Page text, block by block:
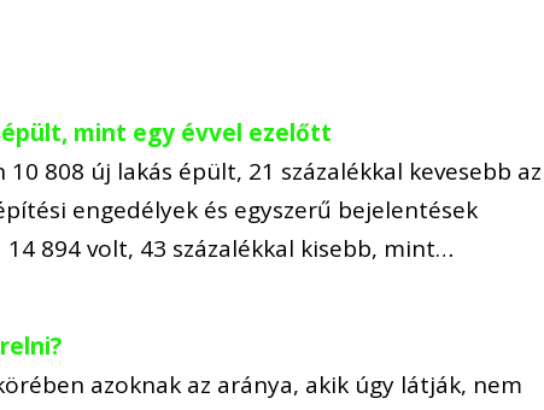
épült, mint egy évvel ezelőtt
808 új lakás épült, 21 százalékkal kevesebb az
engedélyek és egyszerű bejelentések
894 volt, 43 százalékkal kisebb, mint…
azoknak az aránya, akik úgy látják, nem